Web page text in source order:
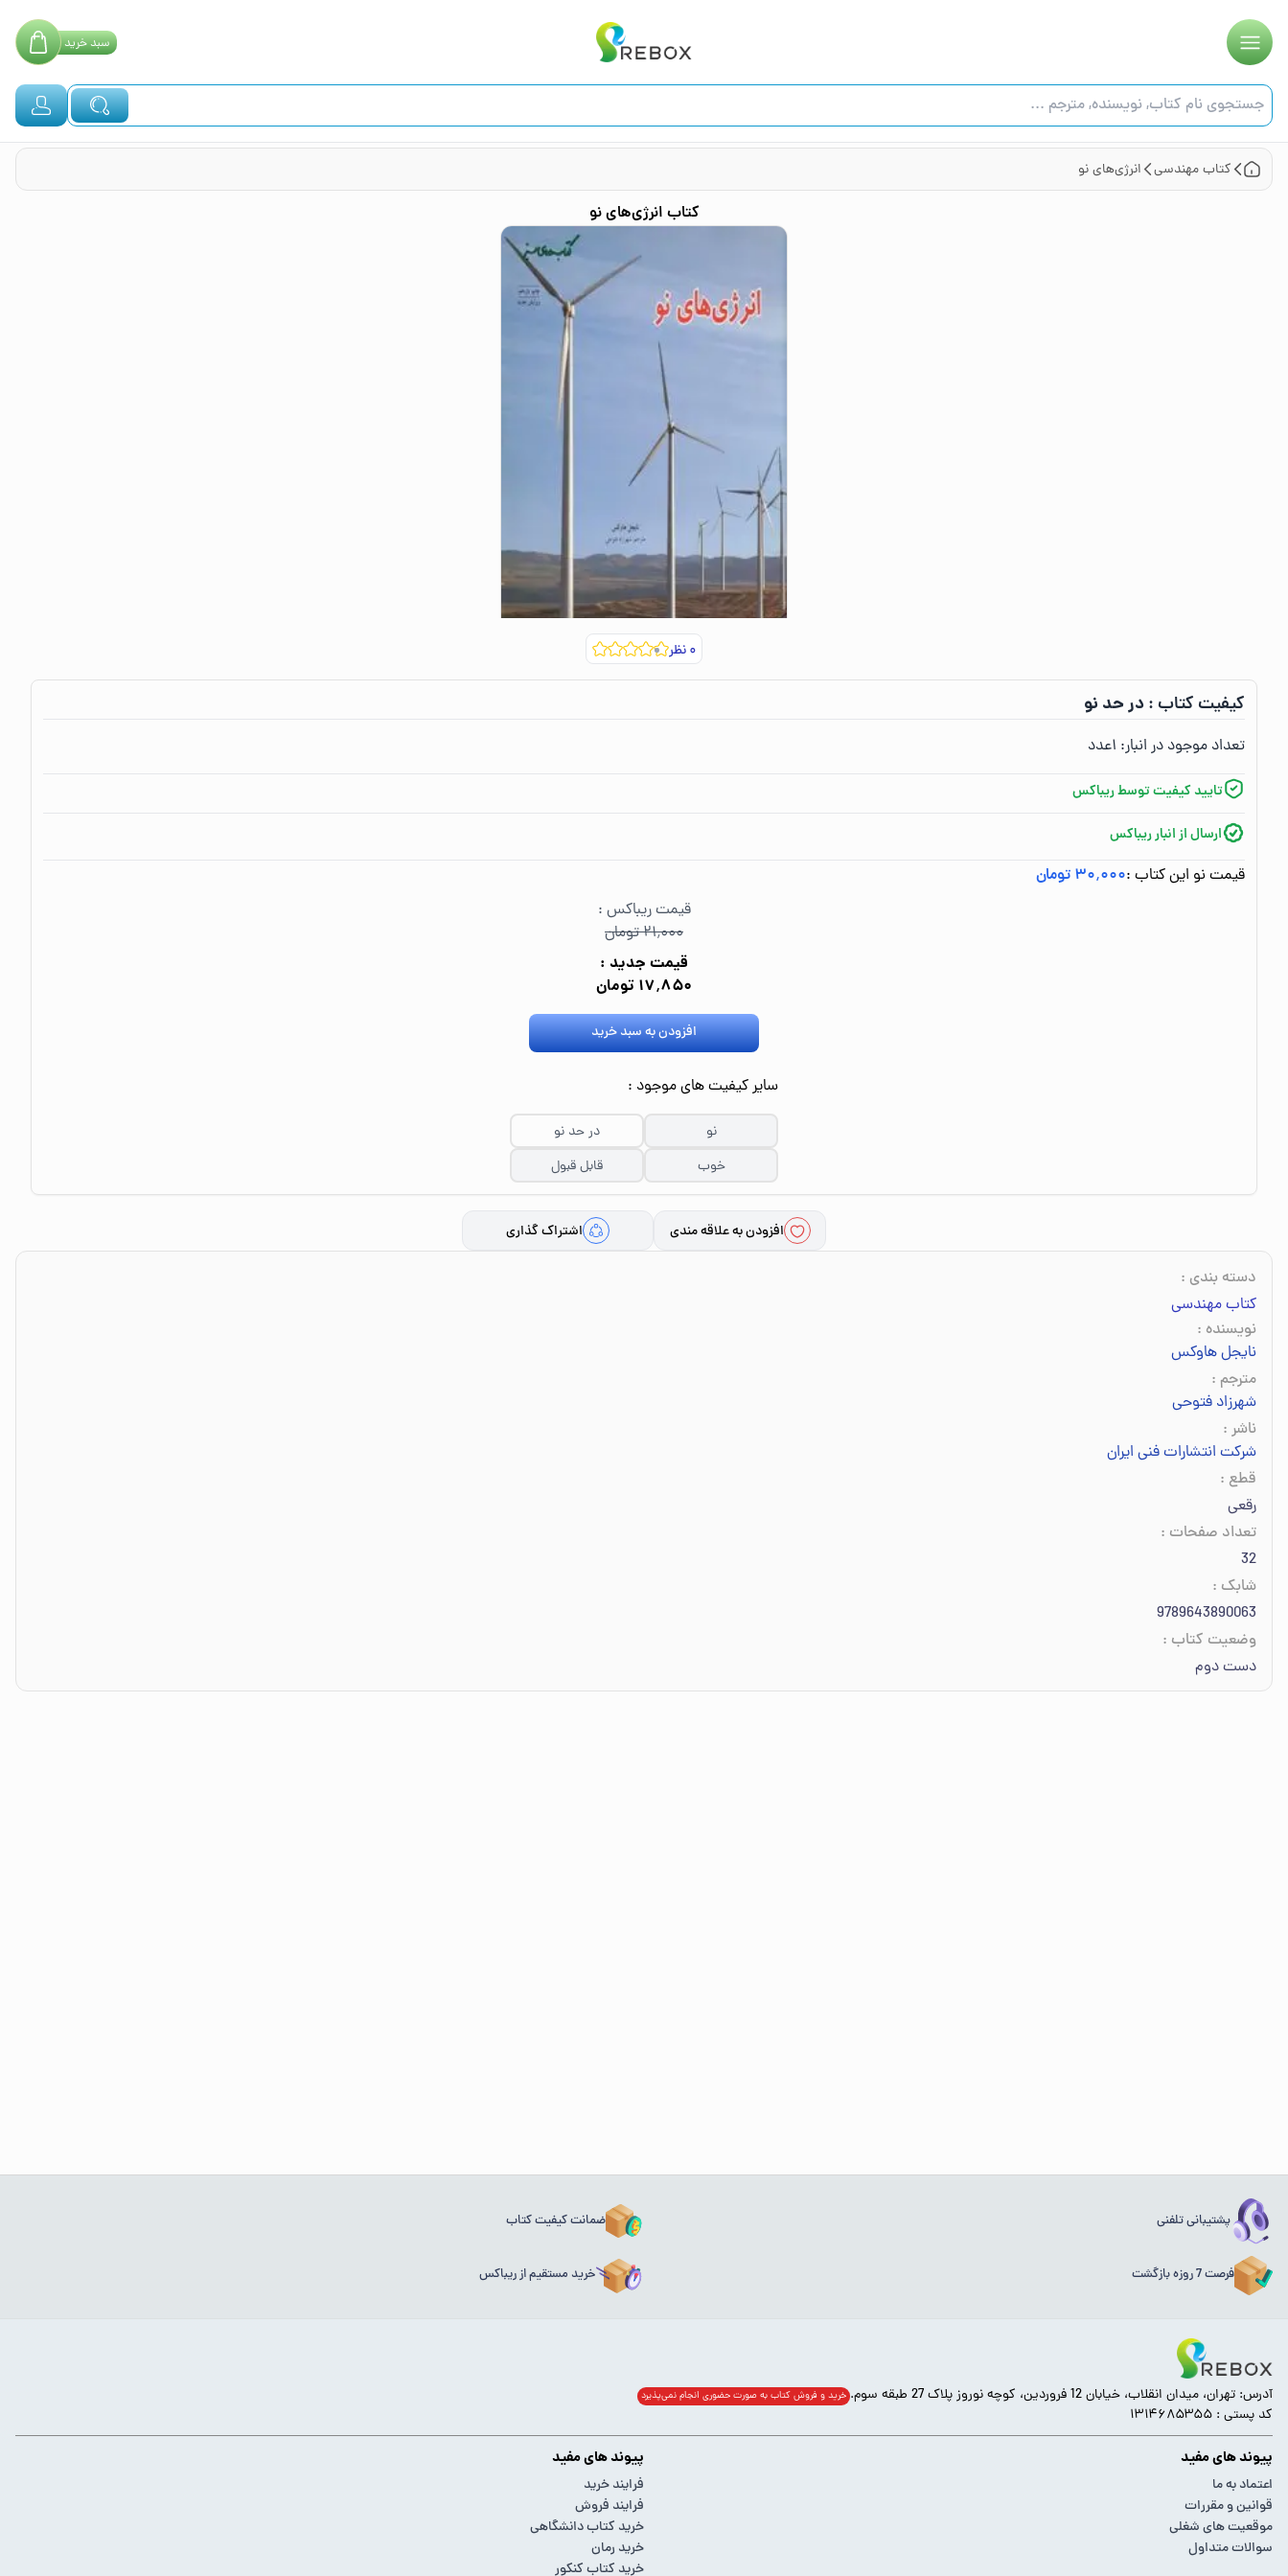
سبدخرید
کتابمهندسی انرژی‌های نو
کتاب انرژی‌های نو
۰نظر
کیفیت کتاب :‌در حد نو
تعداد موجود در انبار:‌ ۱عدد
تایید کیفیت توسط ریباکس
ارسال از انبار ریباکس
قیمت نو این کتاب :۳۰٬۰۰۰ تومان
قیمت ریباکس :
۲۱٬۰۰۰ تومان
قیمت جدید :
۱۷٬۸۵۰ تومان
افزودن به سبد خرید
سایر کیفیت های موجود :
نو
در حد نو
خوب
قابل قبول
افزودن به علاقه مندی اشتراک گذاری
دسته بندی :
کتاب مهندسی
نویسنده :
نایجل هاوکس
مترجم :
شهرزاد فتوحی
ناشر :
شرکت انتشارات فنی ایران
قطع :
رقعی
تعداد صفحات :
32
شابک :
9789643890063
وضعیت کتاب :
دست دوم
پشتیبانی تلفنی ضمانت کیفیت کتاب
فرصت 7 روزه بازگشت خرید مستقیم از ریباکس
آدرس: تهران، میدان انقلاب، خیابان 12 فروردین، کوچه نوروز پلاک 27 طبقه سوم. خرید و فروش کتاب به صورت حضوری انجام‌ نمی‌پذیرد
کد پستی : ۱۳۱۴۶۸۵۳۵۵
پیوند های مفید
اعتماد به ما
قوانین و مقررات
موقعیت های شغلی
سوالات متداول
پیوند های مفید
فرایند خرید
فرایند فروش
خرید کتاب دانشگاهی
خرید رمان
خرید کتاب کنکور